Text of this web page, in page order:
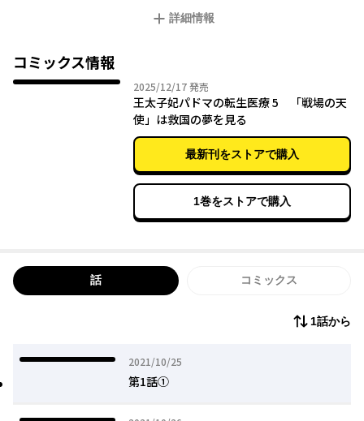
〈王太子エドワードの病死〉を防ぐこと──
ってみせる！
そう決意するアイシャだったが、どうやら彼の死には史実では語
られなかった秘密がありそうで……？
歴史の謎に迫り未来を変える、医療×歴史×転生ファンタジー！
詳細情報
コミックス情報
2025/12/172025年12月17日
発売
王太子妃パドマの転生医療 5 「戦場の天
使」は救国の夢を見る
最新刊をストアで購入
1巻をストアで購入
話 コミックス
1話から
2021/10/25
2021年10月25日
第1話①